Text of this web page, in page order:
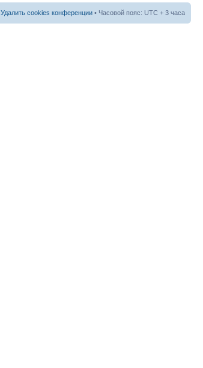
Удалить cookies конференции • Часовой пояс: UTC + 3 часа